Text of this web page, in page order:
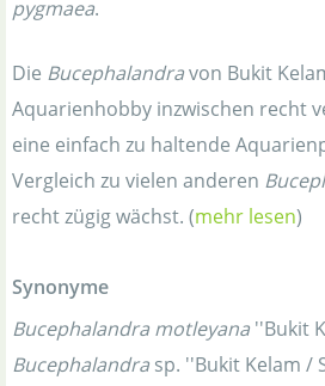
pygmaea.
Die Bucephalandravon Bukit
Aquarienhobby inzwischen recht
eine einfach zu haltende
Vergleich zu vielen anderen
recht zügig wächst. (mehr lesen)
Synonyme
Bucephalandra motleyana ''Bukit
Bucephalandra sp. ''Bukit Kelam /